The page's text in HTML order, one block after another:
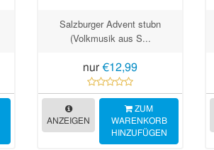
Salzburger Advent stubn
(Volkmusik aus S...
nur €12,99
ANZEIGEN
ZUM
WARENKORB
HINZUFÜGEN